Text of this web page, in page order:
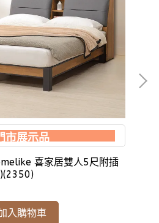
市展示品
喜家居雙人5尺附插
入購物車